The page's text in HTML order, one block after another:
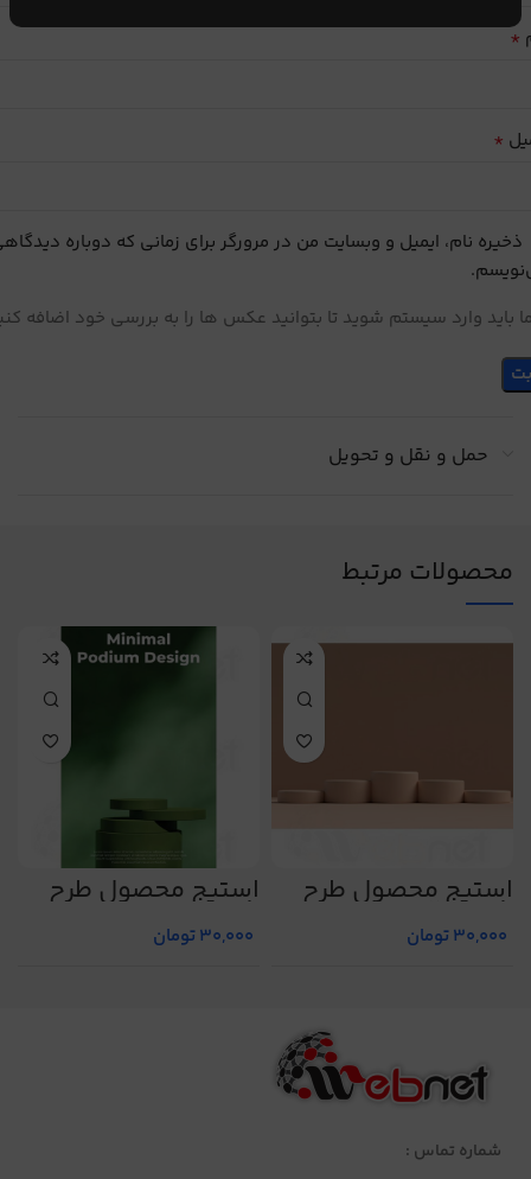
*
*
ذخیره نام، ایمیل و وبسایت من در مرورگر برای زمانی که دوباره
باید وارد سیستم شوید تا بتوانید عکس ها را به بررسی خود اضافه
حمل و نقل و تحویل
محصولات مرتبط
استیج محصول طرح
شماره 2
30,000تومان
استیج محصول طرح
شماره 19
30,000تومان
شماره تماس :